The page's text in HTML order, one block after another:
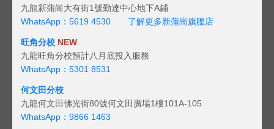
九龍新蒲崗大有街1號勤達中心地下A鋪
WhatsApp：5619 4530
了解更多新蒲崗旗艦店
旺角分校 NEW
九龍旺角分校預計八月底投入服務
WhatsApp：5301 8531
何文田分校
九龍何文田佛光街80號何文田廣場1樓101A-105
WhatsApp：9866 1463